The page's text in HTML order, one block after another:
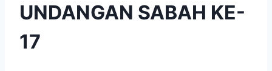
UNDANGAN SABAH KE-
17